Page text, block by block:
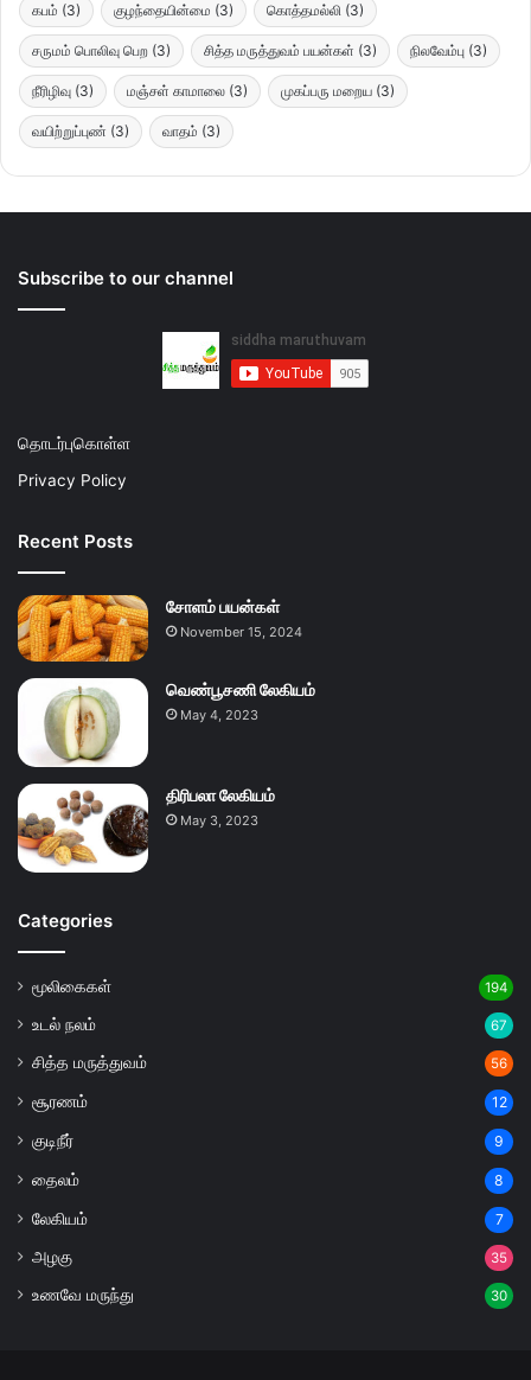
கபம் (3) குழந்தையின்மை (3) கொத்தமல்லி (3)
சருமம் பொலிவு பெற (3) சித்த மருத்துவம் பயன்கள் (3) நிலவேம்பு (3)
நீரிழிவு (3) மஞ்சள் காமாலை (3) முகப்பரு மறைய (3)
வயிற்றுப்புண் (3) வாதம் (3)
Subscribe to our channel
தொடர்புகொள்ள
Privacy Policy
Recent Posts
சோளம் பயன்கள்
November 15, 2024
வெண்பூசணி லேகியம்
May 4, 2023
திரிபலா லேகியம்
May 3, 2023
Categories
மூலிகைகள் 194
உடல் நலம் 67
சித்த மருத்துவம் 56
சூரணம் 12
குடிநீர் 9
தைலம் 8
லேகியம் 7
அழகு 35
உணவே மருந்து 30